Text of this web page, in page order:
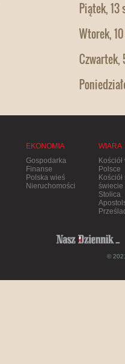
Piątek, 13
Wtorek,
Czwartek,
EKONOMIA
Gospodarka
Finanse
Polska wieś
Nieruchomości
WIARA
Kościół
Polsce
Kościół
świecie
Stolica
©